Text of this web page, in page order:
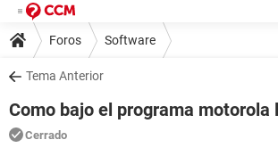
Foros Software
Tema Anterior
Como bajo el programa motorola
Cerrado